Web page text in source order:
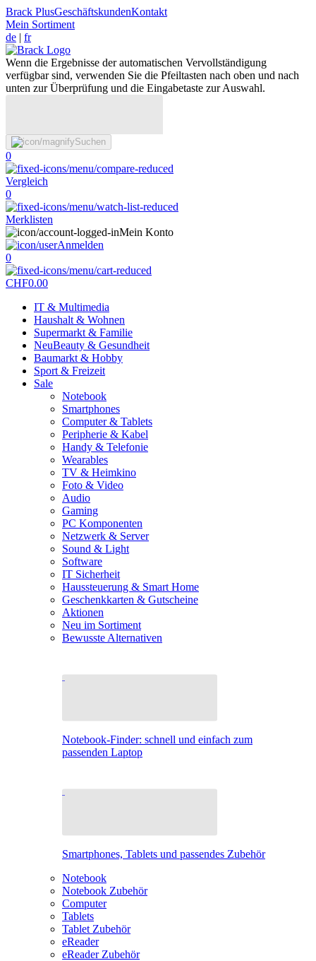
Brack PlusGeschäftskundenKontakt
Mein Sortiment
de | fr
Wenn die Ergebnisse der automatischen Vervollständigung
verfügbar sind, verwenden Sie die Pfeiltasten nach oben und nach
unten zur Überprüfung und die Eingabetaste zur Auswahl.
Suchen
0
Vergleich
0
Merklisten
Mein Konto
Anmelden
0
CHF0.00
IT & Multimedia
Haushalt & Wohnen
Supermarkt & Familie
NeuBeauty & Gesundheit
Baumarkt & Hobby
Sport & Freizeit
Sale
Notebook
Smartphones
Computer & Tablets
Peripherie & Kabel
Handy & Telefonie
Wearables
TV & Heimkino
Foto & Video
Audio
Gaming
PC Komponenten
Netzwerk & Server
Sound & Light
Software
IT Sicherheit
Haussteuerung & Smart Home
Geschenkkarten & Gutscheine
Aktionen
Neu im Sortiment
Bewusste Alternativen
Notebook-Finder: schnell und einfach zum
passenden Laptop
Smartphones, Tablets und passendes Zubehör
Notebook
Notebook Zubehör
Computer
Tablets
Tablet Zubehör
eReader
eReader Zubehör